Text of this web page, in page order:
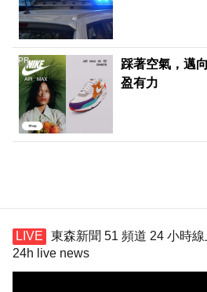
踩著空氣，邁
盈有力
PR
東森新聞 51 頻道 24 小時
24h live news